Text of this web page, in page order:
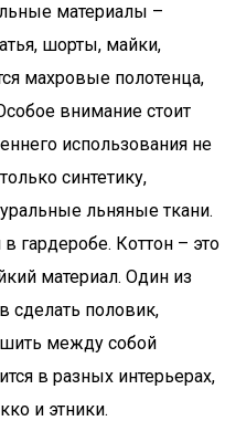
материалы –
шорты, майки,
махровые полотенца,
внимание стоит
использования не
синтетику,
льняные ткани.
гардеробе. Коттон – это
материал. Один из
сделать половик,
между собой
в разных интерьерах,
и этники.